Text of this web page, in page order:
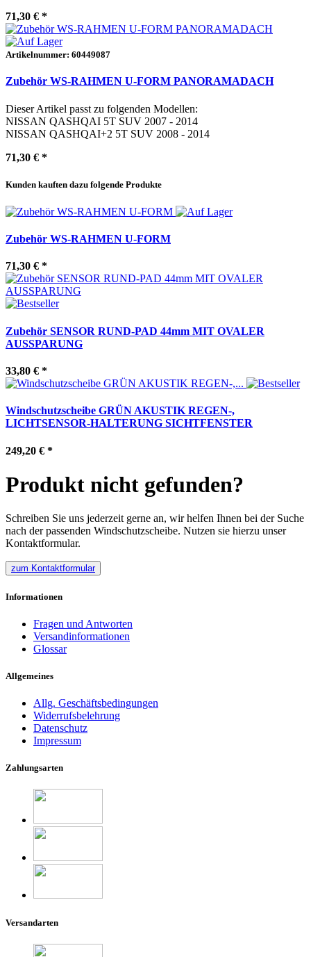
71,30 € *
Artikelnummer: 60449087
Zubehör WS-RAHMEN U-FORM PANORAMADACH
Dieser Artikel passt zu folgenden Modellen:
NISSAN QASHQAI 5T SUV 2007 - 2014
NISSAN QASHQAI+2 5T SUV 2008 - 2014
71,30 € *
Kunden kauften dazu folgende Produkte
Zubehör WS-RAHMEN U-FORM
71,30 € *
Zubehör SENSOR RUND-PAD 44mm MIT OVALER
AUSSPARUNG
33,80 € *
Windschutzscheibe GRÜN AKUSTIK REGEN-,
LICHTSENSOR-HALTERUNG SICHTFENSTER
249,20 € *
Produkt nicht gefunden?
Schreiben Sie uns jederzeit gerne an, wir helfen Ihnen bei der Suche
nach der passenden Windschutzscheibe. Nutzen sie hierzu unser
Kontaktformular.
zum Kontaktformular
Informationen
Fragen und Antworten
Versandinformationen
Glossar
Allgemeines
Allg. Geschäftsbedingungen
Widerrufsbelehrung
Datenschutz
Impressum
Zahlungsarten
Versandarten